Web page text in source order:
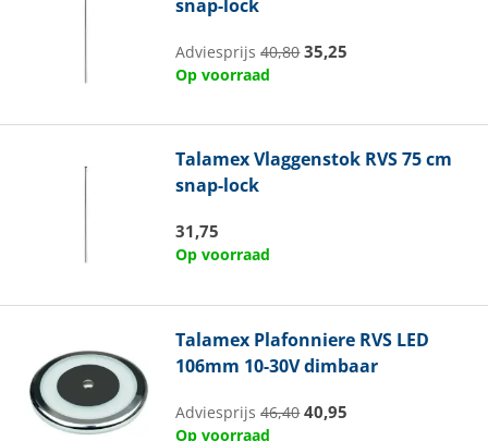
snap-lock
Adviesprijs40,80 35,25
Op voorraad
TalamexVlaggenstok RVS 75 cm
snap-lock
31,75
Op voorraad
Talamex Plafonniere RVS LED
106mm 10-30V dimbaar
Adviesprijs46,40 40,95
Op voorraad